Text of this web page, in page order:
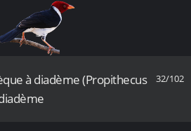
32/102
à diadème (Propithecus